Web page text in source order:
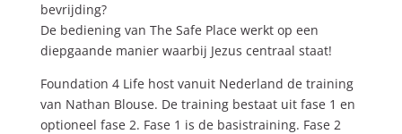
bevrijding?
De bediening van The Safe Place werkt op een
diepgaande manier waarbij Jezus centraal staat!
Foundation 4 Life host vanuit Nederland de training
van Nathan Blouse. De training bestaat uit fase 1 en
optioneel fase 2. Fase 1 is de basistraining. Fase 2